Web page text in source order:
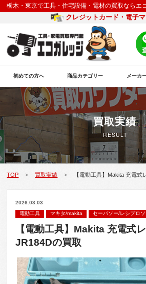
栃木・東京で工具・住宅設備・電材の買取ならエ
クレジットカード・電子
初めての方へ 商品カテゴリー メーカ
買取実績
RESULT
TOP > 買取実績 > 【電動工具】Makita 充電
2026.03.03
電動工具
マキタ/makita セーバソー/レシプロソ
【電動工具】Makita 充電式
JR184Dの買取